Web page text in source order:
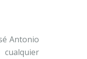
Antonio